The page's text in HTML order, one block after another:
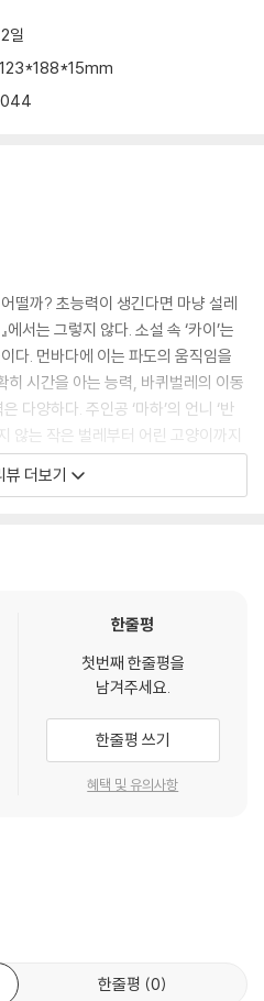
일
떨까? 초능력이 생긴다면 마냥 설레
에서는 그렇지 않다. 소설 속 ‘카이’는
다. 먼바다에 이는 파도의 움직임을
시간을 아는 능력, 바퀴벌레의 이동
다양하다. 주인공 ‘마하’의 언니 ‘반
않는 작은 벌레부터 어린 고양이까지
속으로 비통함을 삼켜야 했다. 카이는
부정을 저질렀다는 누명을 쓰고 농
어릴 적 손수건으로 눈이 가려진 채 방
와는 다른 모습이다. 사뭇 색다르게
형성하며 독자들을 소설 속 세계로 이
이로 판정받은 아이들은 매주 토요일
계, 수면 상태와 식욕 등에 대해 대답
상이자 치료 대상으로 취급하며 차별
변이로 여기며 따돌린다. 마하는 같
집어쓰고, 화장실에서 휴지로 물기를
건을 건넨다. 어릴 적 상담 센터에서
뷰 더보기
한줄평
첫번째 한줄평을
남겨주세요.
한줄평 쓰기
혜택 및 유의사항
한줄평 0